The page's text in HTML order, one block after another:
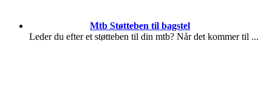
Mtb Støtteben til bagstel
Leder du efter et støtteben til din mtb? Når det kommer til ...